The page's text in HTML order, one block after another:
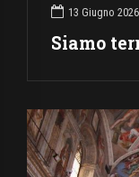
13 Giugno 2026
Siamo